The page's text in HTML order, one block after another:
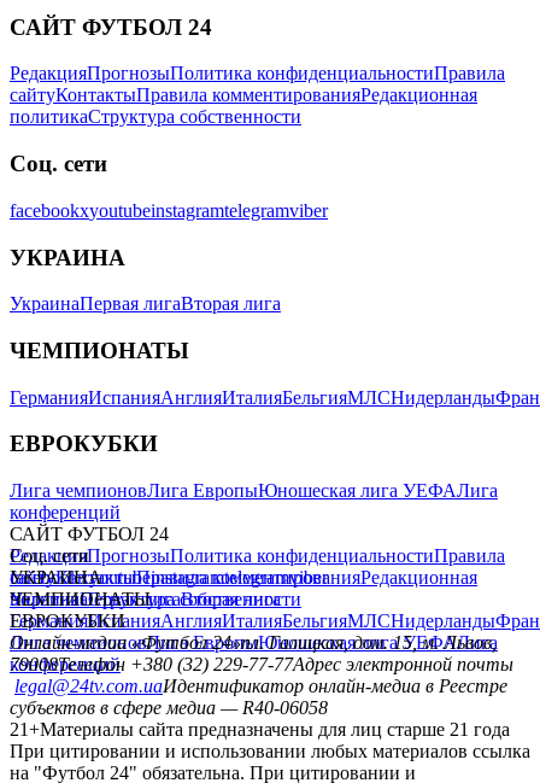
САЙТ ФУТБОЛ 24
РедакцияПрогнозыПолитика конфиденциальностиПравила
сайтуКонтактыПравила комментированияРедакционная
политикаСтруктура собственности
Соц. сети
facebookxyoutubeinstagramtelegramviber
УКРАИНА
УкраинаПервая лигаВторая лига
ЧЕМПИОНАТЫ
ГерманияИспанияАнглияИталияБельгияМЛСНидерланды
ЕВРОКУБКИ
Лига чемпионовЛига ЕвропыЮношеская лига УЕФАЛига
конференций
САЙТ ФУТБОЛ 24
РедакцияПрогнозыПолитика конфиденциальностиПравила
сайтуКонтактыПравила комментированияРедакционная
политикаСтруктура собственности
Соц. сети
facebookxyoutubeinstagramtelegramviber
УКРАИНА
УкраинаПервая лигаВторая лига
ЧЕМПИОНАТЫ
ГерманияИспанияАнглияИталияБельгияМЛСНидерланды
ЕВРОКУБКИ
Лига чемпионовЛига ЕвропыЮношеская лига УЕФАЛига
конференций
Онлайн-медиа «Футбол 24»пл. Галицкая, дом. 15, м. Львов,
79008Телефон +380 (32) 229-77-77Адрес электронной почты
legal@24tv.com.uaИдентификатор онлайн-медиа в Реестре
субъектов в сфере медиа — R40-06058
21+Материалы сайта предназначены для лиц старше 21 года
При цитировании и использовании любых материалов ссылка
на "Футбол 24" обязательна. При цитировании и